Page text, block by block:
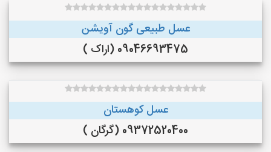
عسل طبیعی گون آویشن
09046693475 (اراک )
عسل کوهستان
09372520400 (گرگان )